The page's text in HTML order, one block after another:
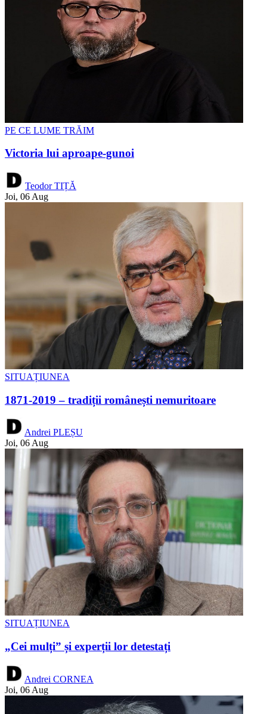
PE CE LUME TRĂIM
Victoria lui aproape-gunoi
Teodor TIȚĂ
Joi, 06 Aug
SITUAȚIUNEA
1871-2019 – tradiții românești nemuritoare
Andrei PLEȘU
Joi, 06 Aug
SITUAȚIUNEA
„Cei mulți” și experții lor detestați
Andrei CORNEA
Joi, 06 Aug